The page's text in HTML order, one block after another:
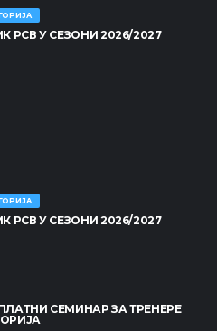
РСВ У СЕЗОНИ 2026/2027
РСВ У СЕЗОНИ 2026/2027
СЕМИНАР ЗА ТРЕНЕРЕ